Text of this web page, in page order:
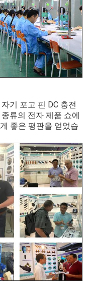
기 포고 핀 DC 충전
류의 전자 제품 쇼에
좋은 평판을 얻었습